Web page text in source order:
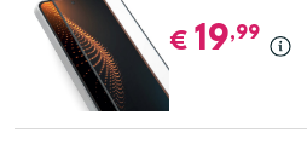
€ 19,99